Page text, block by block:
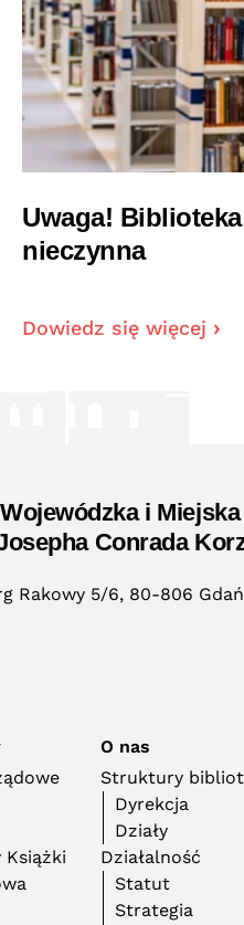
Uwaga!
nieczynna
Dowiedz się więcej
Wojewódzka i
Conrada
Rakowy 5/6, 80-806
Książki
O nas
Struktury
Dyrekcja
Działy
Działalność
Statut
Strategia